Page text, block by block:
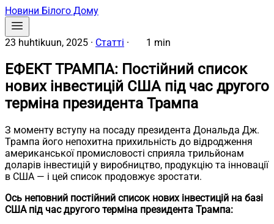
Новини Білого Дому
23 huhtikuun, 2025 · Статті · 1 min
ЕФЕКТ ТРАМПА: Постійний список
нових інвестицій США під час другого
терміна президента Трампа
З моменту вступу на посаду президента Дональда Дж.
Трампа його непохитна прихильність до відродження
американської промисловості сприяла трильйонам
доларів інвестицій у виробництво, продукцію та інновації
в США — і цей список продовжує зростати.
Ось неповний постійний список нових інвестицій на базі
США під час другого терміна президента Трампа: